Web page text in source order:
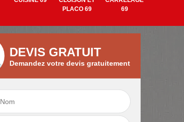
PLACO 69
69
Isolation mur
intérieur 69
Pose de tapisserie
et toile de verre 69
DEVIS GRATUIT
Demandez votre devis gratuitement